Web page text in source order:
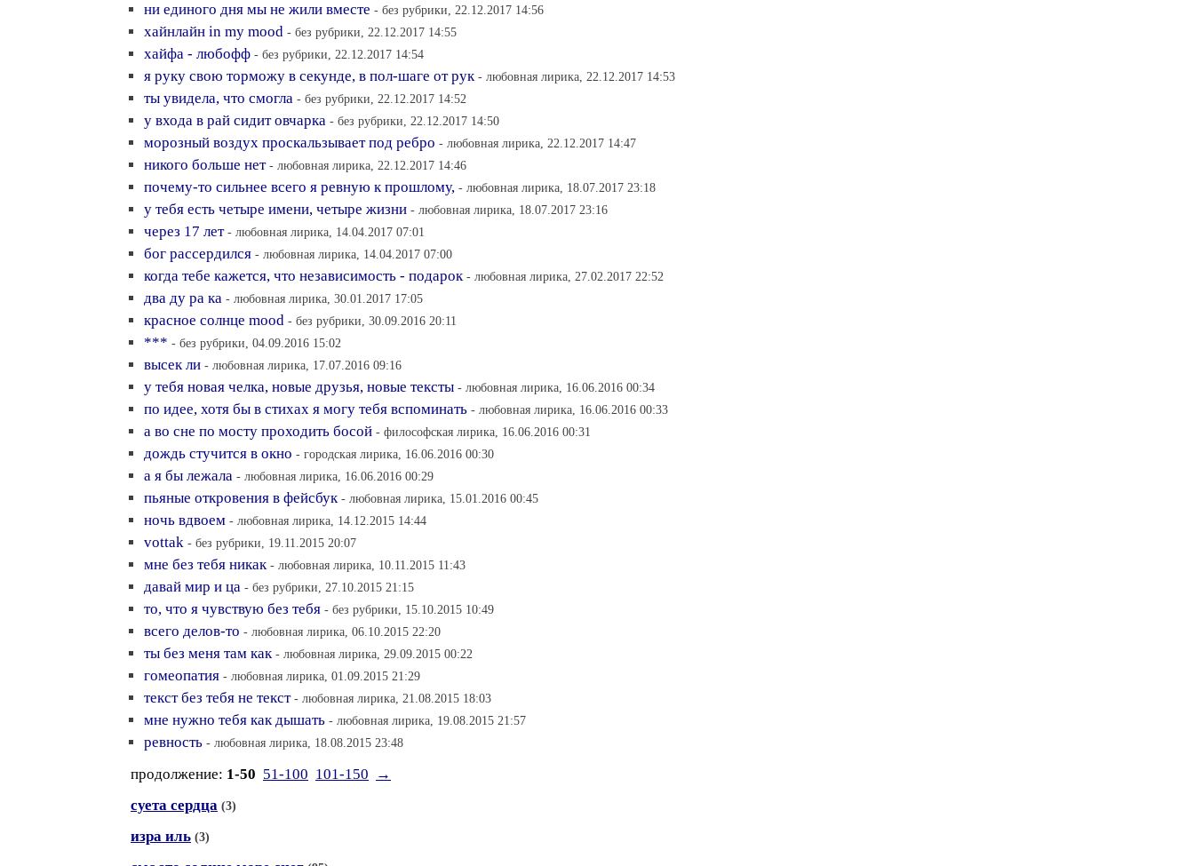
ни единого дня мы не жили вместе - без рубрики, 22.12.2017 14:56
хайнлайн in my mood - без рубрики, 22.12.2017 14:55
хайфа - любофф - без рубрики, 22.12.2017 14:54
я руку свою торможу в секунде, в пол-шаге от рук - любовная лирика, 22.12.2017 14:53
ты увидела, что смогла - без рубрики, 22.12.2017 14:52
у входа в рай сидит овчарка - без рубрики, 22.12.2017 14:50
морозный воздух проскальзывает под ребро - любовная лирика, 22.12.2017 14:47
никого больше нет - любовная лирика, 22.12.2017 14:46
почему-то сильнее всего я ревную к прошлому, - любовная лирика, 18.07.2017 23:18
у тебя есть четыре имени, четыре жизни - любовная лирика, 18.07.2017 23:16
через 17 лет - любовная лирика, 14.04.2017 07:01
бог рассердился - любовная лирика, 14.04.2017 07:00
когда тебе кажется, что независимость - подарок - любовная лирика, 27.02.2017 22:52
два ду ра ка - любовная лирика, 30.01.2017 17:05
красное солнце mood - без рубрики, 30.09.2016 20:11
*** - без рубрики, 04.09.2016 15:02
высек ли - любовная лирика, 17.07.2016 09:16
у тебя новая челка, новые друзья, новые тексты - любовная лирика, 16.06.2016 00:34
по идее, хотя бы в стихах я могу тебя вспоминать - любовная лирика, 16.06.2016 00:33
а во сне по мосту проходить босой - философская лирика, 16.06.2016 00:31
дождь стучится в окно - городская лирика, 16.06.2016 00:30
а я бы лежала - любовная лирика, 16.06.2016 00:29
пьяные откровения в фейсбук - любовная лирика, 15.01.2016 00:45
ночь вдвоем - любовная лирика, 14.12.2015 14:44
vottak - без рубрики, 19.11.2015 20:07
мне без тебя никак - любовная лирика, 10.11.2015 11:43
давай мир и ца - без рубрики, 27.10.2015 21:15
то, что я чувствую без тебя - без рубрики, 15.10.2015 10:49
всего делов-то - любовная лирика, 06.10.2015 22:20
ты без меня там как - любовная лирика, 29.09.2015 00:22
гомеопатия - любовная лирика, 01.09.2015 21:29
текст без тебя не текст - любовная лирика, 21.08.2015 18:03
мне нужно тебя как дышать - любовная лирика, 19.08.2015 21:57
ревность - любовная лирика, 18.08.2015 23:48
продолжение: 1-50 51-100 101-150
→
суета сердца (3)
изра иль (3)